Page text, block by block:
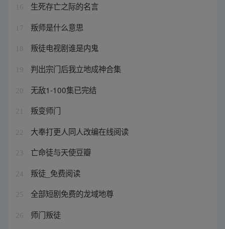
16 生死存亡之际的名言
17 叛师是什么意思
18 叛徒电视剧谁是内鬼
19 判出宗门后我立地成神合集
20 无敌1-100集已完结
21 叛变师门
22 大奉打更人同人改编在线阅读
23 亡命徒与天使豆瓣
24 叛徒_免费阅读
25 全部短剧免费的龙域地尊
26 师门叛徒